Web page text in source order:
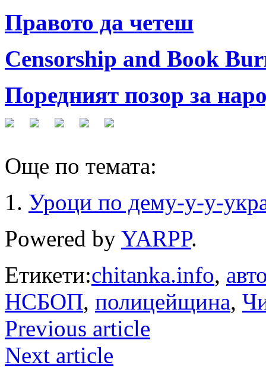
Правото да четеш
Censorship and Book
Поредният позор за
Още по темата:
Уроци по дему-у-у-
Powered by YARPP.
Етикети:chitanka.info,
НСБОП, полицейщина,
Previous article
Next article